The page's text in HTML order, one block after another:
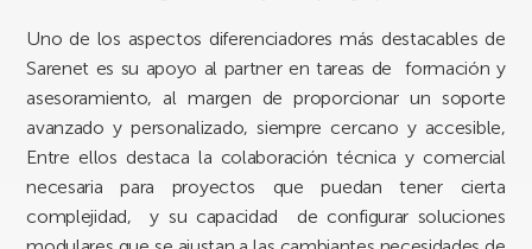
Uno de los aspectos diferenciadores más destacables de
Sarenet es su apoyo al partner en tareas de formación y
asesoramiento, al margen de proporcionar un soporte
avanzado y personalizado, siempre cercano y accesible,
Entre ellos destaca la colaboración técnica y comercial
necesaria para proyectos que puedan tener cierta
complejidad, y su capacidad de configurar soluciones